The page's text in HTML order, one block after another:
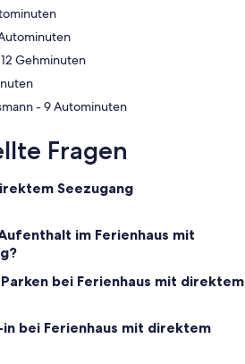
- ‬10 Autominuten
Krempig - ‬7 Autominuten
‪Gasthof am Stadttor - ‬12 Gehminuten
‪Café beim Weihnachtsmann - ‬9 Autominuten
Fragen
Seezugang
im Ferienhaus mit
bei Ferienhaus mit direktem
bei Ferienhaus mit direktem